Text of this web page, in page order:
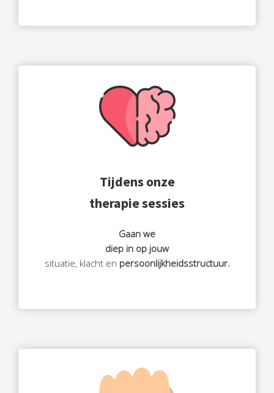
Tijdens onze
therapie sessies
Gaan we
diep in op jouw
situatie, klacht en persoonlijkheidsstructuur.